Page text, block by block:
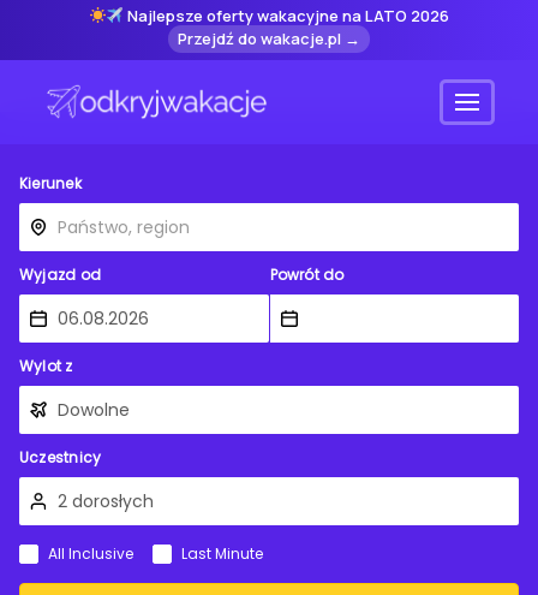
Najlepsze oferty wakacyjne na LATO 2026
Przejdź do wakacje.pl →
Menu
Kierunek
Wyjazd od Powrót do
Wylot z
Uczestnicy
All Inclusive Last Minute